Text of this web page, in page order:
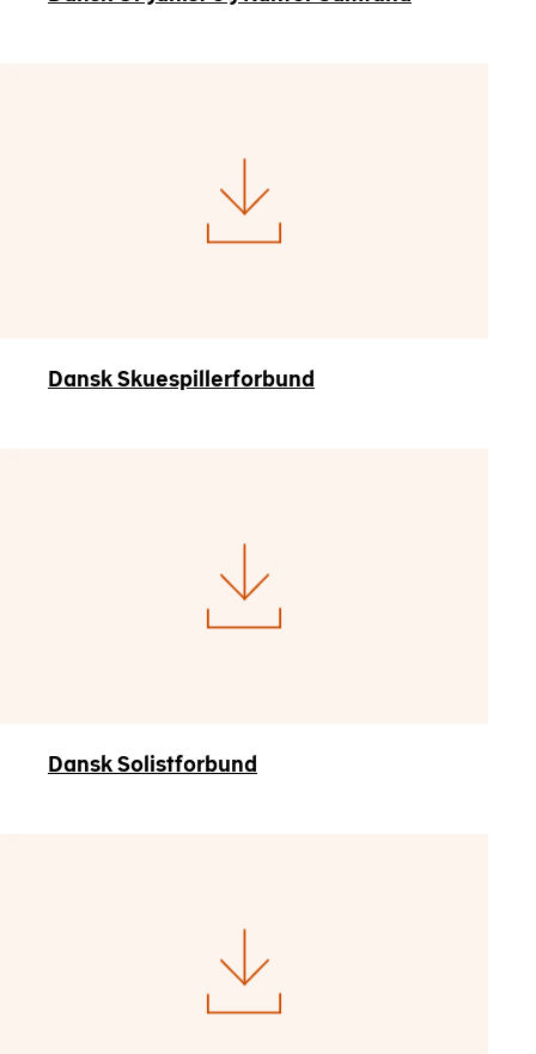
Dansk Skuespillerforbund
Dansk Solistforbund